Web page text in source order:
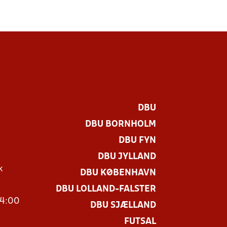
DBU
DBU BORNHOLM
DBU FYN
DBU JYLLAND
DBU KØBENHAVN
DBU LOLLAND-FALSTER
DBU SJÆLLAND
FUTSAL